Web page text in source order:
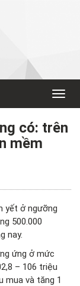
có: trên
mềm
yết ở ngưỡng
500.000
nay.
ứng ở mức
– 106 triệu
mua và tăng 1